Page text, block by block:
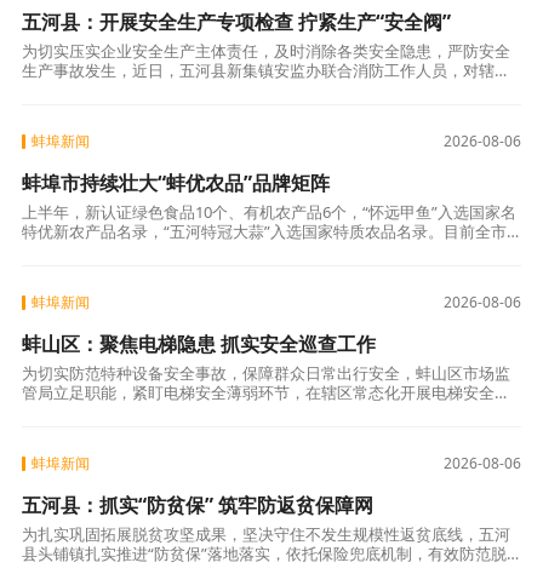
五河县：开展安全生产专项检查 拧紧生产“安全阀”
为切实压实企业安全生产主体责任，及时消除各类安全隐患，严防安全
生产事故发生，近日，五河县新集镇安监办联合消防工作人员，对辖区
2026-08-06
蚌埠新闻
蚌埠市持续壮大“蚌优农品”品牌矩阵
上半年，新认证绿色食品10个、有机农产品6个，“怀远甲鱼”入选国家名
特优新农产品名录，“五河特冠大蒜”入选国家特质农品名录。目前全市
2026-08-06
蚌埠新闻
蚌山区：聚焦电梯隐患 抓实安全巡查工作
为切实防范特种设备安全事故，保障群众日常出行安全，蚌山区市场监
管局立足职能，紧盯电梯安全薄弱环节，在辖区常态化开展电梯安全巡
2026-08-06
蚌埠新闻
五河县：抓实“防贫保” 筑牢防返贫保障网
为扎实巩固拓展脱贫攻坚成果，坚决守住不发生规模性返贫底线，五河
县头铺镇扎实推进“防贫保”落地落实，依托保险兜底机制，有效防范脱